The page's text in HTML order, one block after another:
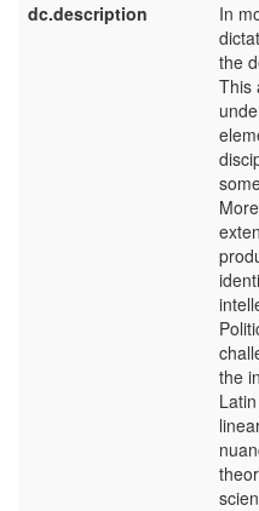
dc.description
In
the
This
the